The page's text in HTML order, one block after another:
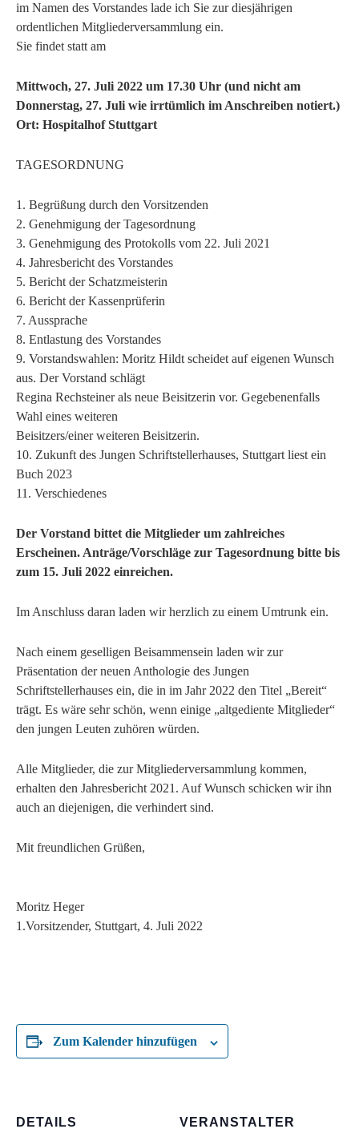
im Namen des Vorstandes lade ich Sie zur diesjährigen
ordentlichen Mitgliederversammlung ein.
Sie findet statt am
Mittwoch, 27. Juli 2022 um 17.30 Uhr (und nicht am
Donnerstag, 27. Juli wie irrtümlich im Anschreiben notiert.)
Ort: Hospitalhof Stuttgart
TAGESORDNUNG
1. Begrüßung durch den Vorsitzenden
2. Genehmigung der Tagesordnung
3. Genehmigung des Protokolls vom 22. Juli 2021
4. Jahresbericht des Vorstandes
5. Bericht der Schatzmeisterin
6. Bericht der Kassenprüferin
7. Aussprache
8. Entlastung des Vorstandes
9. Vorstandswahlen: Moritz Hildt scheidet auf eigenen Wunsch
aus. Der Vorstand schlägt
Regina Rechsteiner als neue Beisitzerin vor. Gegebenenfalls
Wahl eines weiteren
Beisitzers/einer weiteren Beisitzerin.
10. Zukunft des Jungen Schriftstellerhauses, Stuttgart liest ein
Buch 2023
11. Verschiedenes
Der Vorstand bittet die Mitglieder um zahlreiches
Erscheinen. Anträge/Vorschläge zur Tagesordnung bitte bis
zum 15. Juli 2022 einreichen.
Im Anschluss daran laden wir herzlich zu einem Umtrunk ein.
Nach einem geselligen Beisammensein laden wir zur
Präsentation der neuen Anthologie des Jungen
Schriftstellerhauses ein, die in im Jahr 2022 den Titel „Bereit“
trägt. Es wäre sehr schön, wenn einige „altgediente Mitglieder“
den jungen Leuten zuhören würden.
Alle Mitglieder, die zur Mitgliederversammlung kommen,
erhalten den Jahresbericht 2021. Auf Wunsch schicken wir ihn
auch an diejenigen, die verhindert sind.
Mit freundlichen Grüßen,
Moritz Heger
1.Vorsitzender, Stuttgart, 4. Juli 2022
Zum Kalender hinzufügen
DETAILS VERANSTALTER